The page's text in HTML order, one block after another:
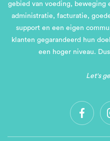
gebied van voeding, beweging
administratie, facturatie,
support en een eigen
klanten gegarandeerd hun
een hoger niveau.
Let's